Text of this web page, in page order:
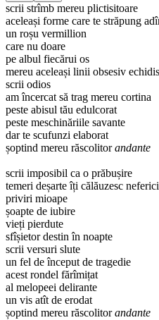
scrii strîmb mereu plictisitoare
aceleași forme care te străpung
un roșu vermillion
care nu doare
pe albul fiecărui os
mereu aceleași linii obsesiv
scrii odios
am încercat să trag mereu cortina
peste abisul tău edulcorat
peste meschinăriile savante
dar te scufunzi elaborat
șoptind mereu răscolitorandante
scrii imposibil ca o prăbușire
temeri deșarte îți călăuzesc
priviri mioape
șoapte de iubire
vieți pierdute
sfîșietor destin în noapte
scrii versuri slute
un fel de început de tragedie
acest rondel fărîmițat
al melopeei delirante
un vis atît de erodat
șoptind mereu răscolitorandante